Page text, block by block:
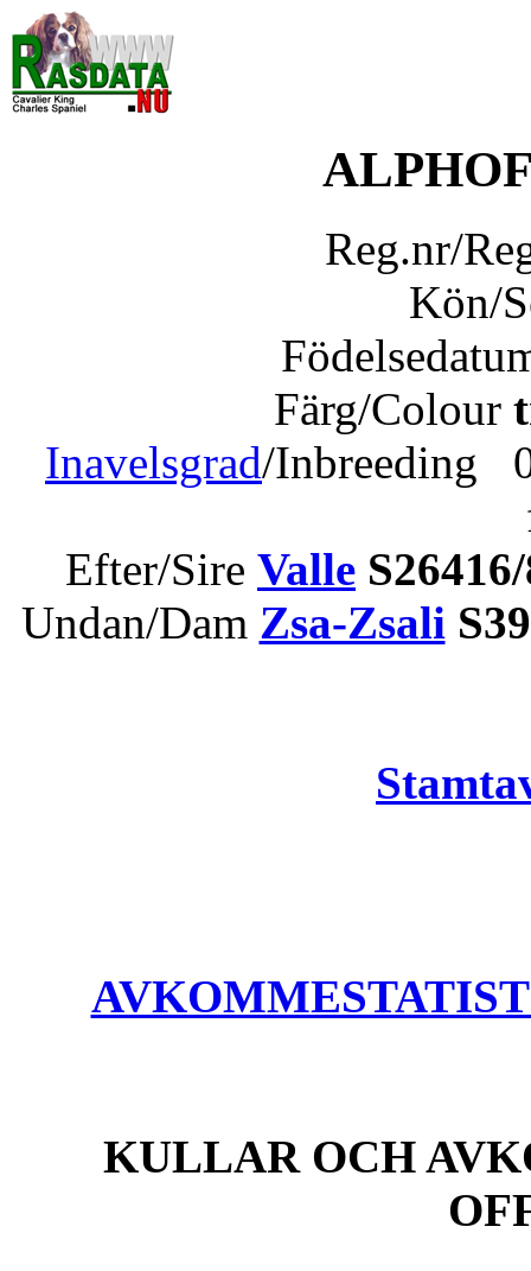
Reg.nr/
Kön/
Färg/Colour
Inavelsgrad/Inbreeding
Efter/Sire Valle
Undan/Dam Zsa-Zsali
KULLAR OCH